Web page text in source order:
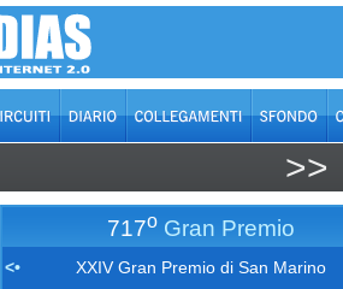
>>
717o Gran Premio
<• XXIV Gran Premio di San Marino